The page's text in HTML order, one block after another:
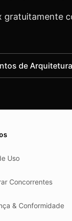
gratuitamente
de Arquitetura
Uso
Concorrentes
& Conformidade